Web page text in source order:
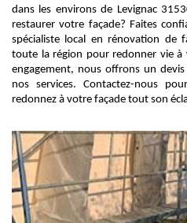
dans les environs de Levignac
restaurer votre façade? Faites
spécialiste local en rénovation de
toute la région pour redonner vie
engagement, nous offrons un
nos services. Contactez-nous
redonnez à votre façade tout son